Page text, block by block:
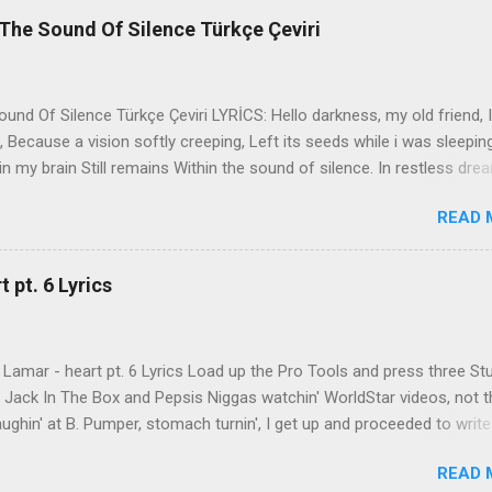
Sound Of Silence Türkçe Çeviri
Of Silence Türkçe Çeviri LYRİCS: Hello darkness, my old friend,
a vision softly creeping, Left its seeds while i was
my brain Still remains Within the sound of silence. In restless
eyes were stabbed by the flash of a neon light That split the night
And in the naked light i saw Ten thousand people, maybe more.
hearing without listening, People writing songs that voices
the sound of silence. 'fools' said i, 'you do not know Silence like
READ
pt. 6 Lyrics
- heart pt. 6 Lyrics Load up the Pro Tools and press three
In The Box and Pepsis Niggas watchin' WorldStar videos, not
at B. Pumper, stomach turnin', I get up and proceeded to write
'til he cracked a smile His words legendary, wishin' I couldREAD